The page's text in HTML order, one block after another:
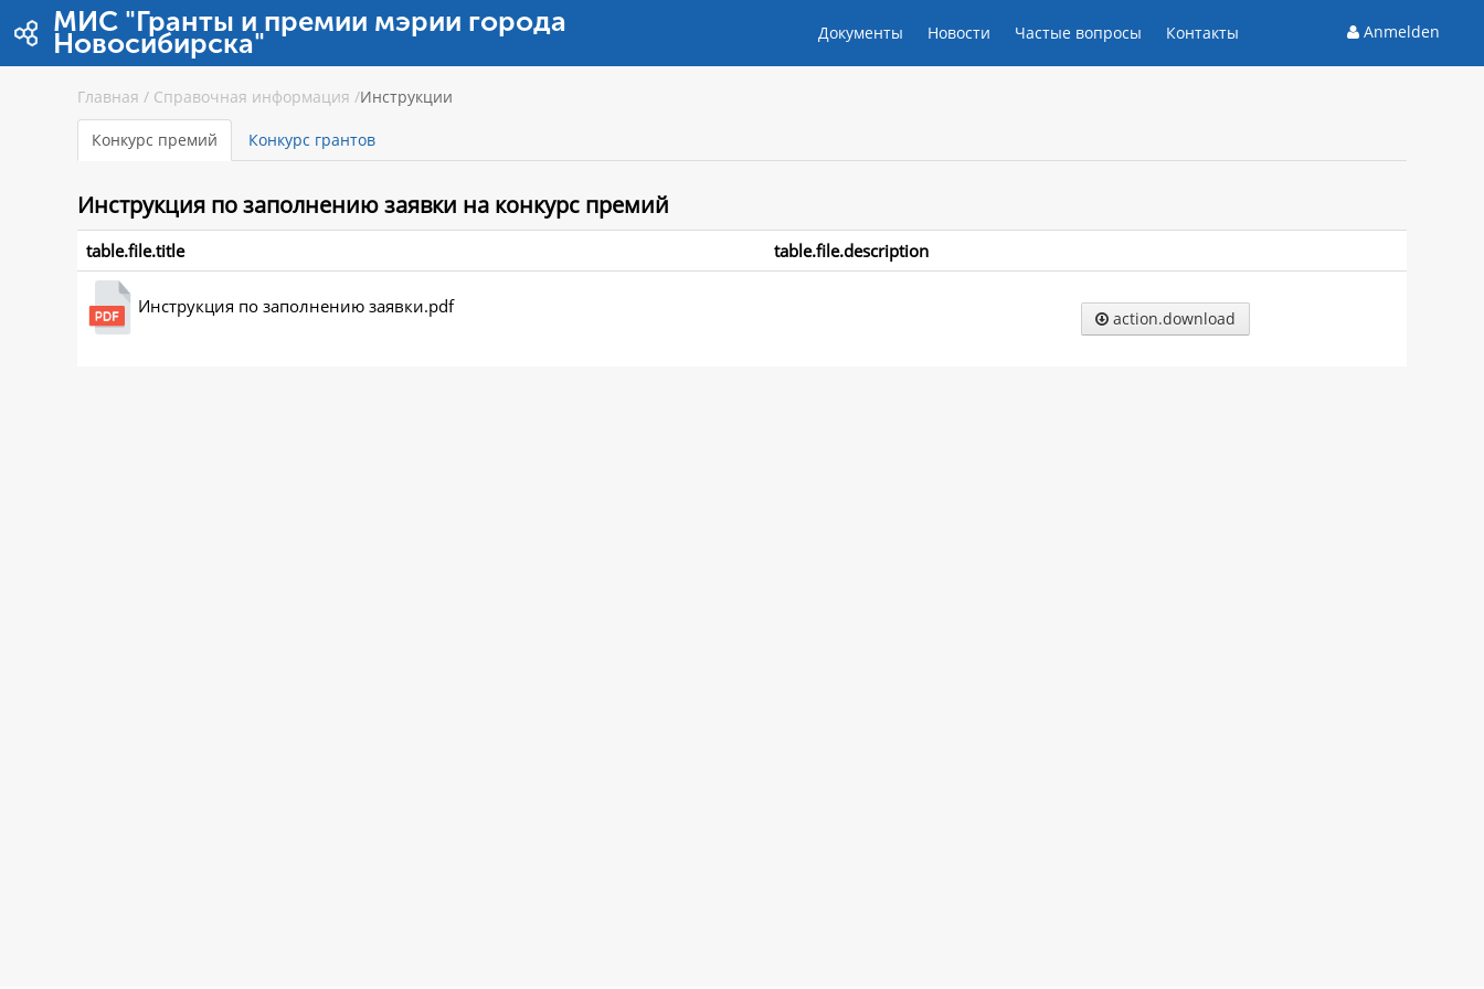
Zum Inhalt wechseln
МИС "Гранты и премии мэрии города
Новосибирска" Документы Новости Частые вопросы Контакты Anmelden
Главная / Справочная информация /Инструкции
Конкурс премий Конкурс грантов
Инструкция по заполнению заявки на конкурс премий
table.file.title table.file.description
Инструкция по заполнению заявки.pdf
action.download